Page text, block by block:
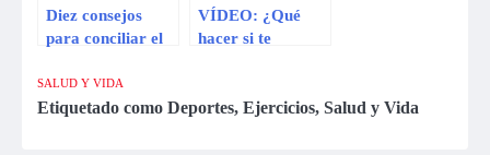
Diez consejos
para conciliar el
adecuadamente
VÍDEO: ¿Qué
hacer si te
SALUD Y VIDA
Etiquetado como Deportes, Ejercicios, Salud y Vida